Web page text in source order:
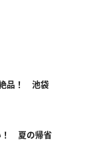
絶品！ 池袋
！ 夏の帰省